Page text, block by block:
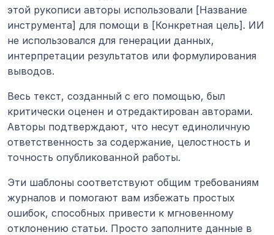
этой рукописи авторы использовали [Название
инструмента] для помощи в [Конкретная цель]. ИИ
не использовался для генерации данных,
интерпретации результатов или формулирования
выводов.
Весь текст, созданный с его помощью, был
критически оценен и отредактирован авторами.
Авторы подтверждают, что несут единоличную
ответственность за содержание, целостность и
точность опубликованной работы.
Эти шаблоны соответствуют общим требованиям
журналов и помогают вам избежать простых
ошибок, способных привести к мгновенному
отклонению статьи. Просто заполните данные в